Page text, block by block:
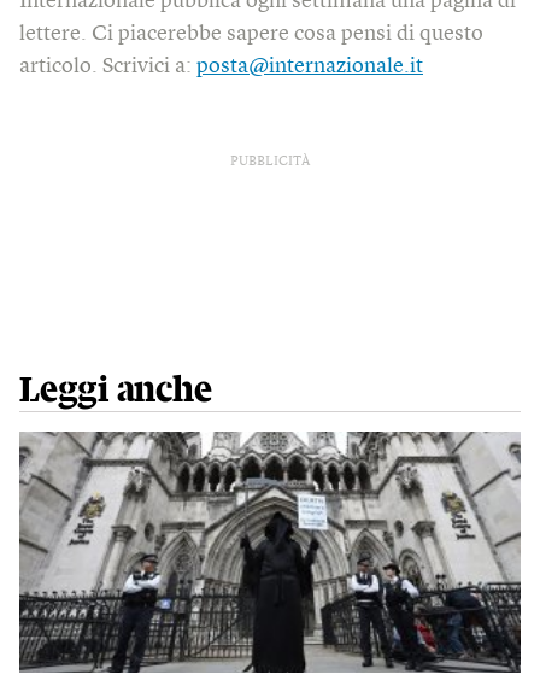
lettere. Ci piacerebbe sapere cosa pensi di questo
articolo. Scrivici a: posta@internazionale.it
PUBBLICITÀ
Leggi anche